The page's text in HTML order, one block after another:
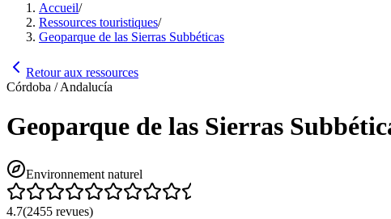
Accueil/
Ressources touristiques/
Geoparque de las Sierras Subbéticas
Retour aux ressources
Córdoba / Andalucía
Geoparque de las Sierras
Environnement naturel
4.7(2455 revues)